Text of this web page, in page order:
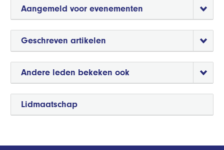
Lidmaatschap
Aangemeld voor evenementen
Geschreven artikelen
Andere leden bekeken ook